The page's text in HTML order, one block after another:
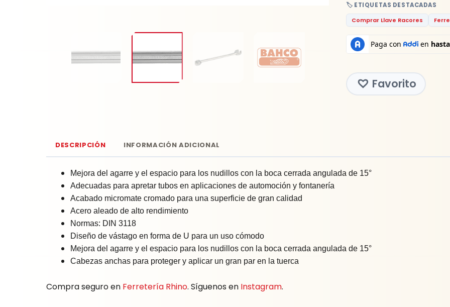
🏷️ ETIQUETAS DESTACADAS
Comprar Llave Racores
Favorito
DESCRIPCIÓN INFORMACIÓN ADICIONAL
Mejora del agarre y el espacio para los nudillos con la boca cerrada angulada de 15°
Adecuadas para apretar tubos en aplicaciones de automoción y fontanería
Acabado micromate cromado para una superficie de gran calidad
Acero aleado de alto rendimiento
Normas: DIN 3118
Diseño de vástago en forma de U para un uso cómodo
Mejora del agarre y el espacio para los nudillos con la boca cerrada angulada de 15°
Cabezas anchas para proteger y aplicar un gran par en la tuerca
Compra seguro en Ferretería Rhino. Síguenos en Instagram.